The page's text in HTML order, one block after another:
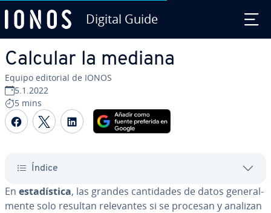
Digital Guide
Calcular la mediana
Equipo editorial de IONOS
5.1.2022
5 mins
Compartir Facebook
Compartir Twitter
Compartir LinkedIn
Índice
En es­ta­dí­s­ti­ca, las grandes ca­n­ti­da­des de datos ge­ne­ra­l­
me­n­te solo resultan re­le­va­n­tes si se procesan y analizan